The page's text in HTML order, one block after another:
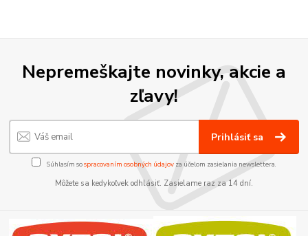
Nepremeškajte novinky, akcie a
zľavy!
Prihlásiť sa
Súhlasím sospracovaním osobných údajov za účelom zasielania newslettera.
Môžete sa kedykoľvek odhlásiť. Zasielame raz za 14 dní.